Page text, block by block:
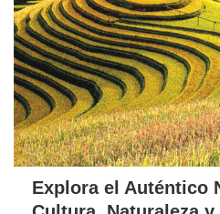
Explora el Auténtico